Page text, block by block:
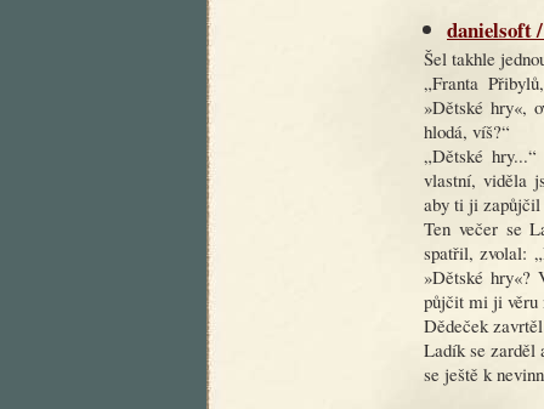
danielsoft
Šel takhle
„Franta
»Dětské hry«,
hlodá, víš?“
„Dětské
vlastní, viděla
aby ti ji zapůjčil
Ten večer se
spatřil, zvolal:
»Dětské hry«?
půjčit mi ji věru
Dědeček
Ladík se zarděl
se ještě k